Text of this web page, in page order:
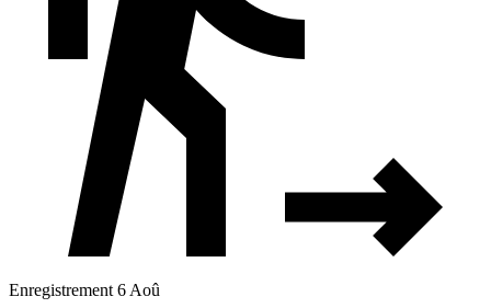
Enregistrement 6 Aoû